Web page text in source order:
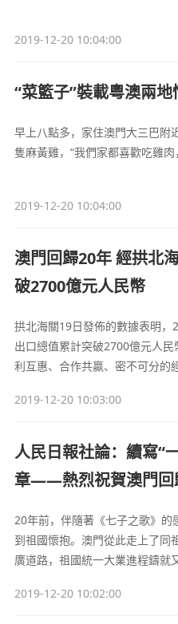
2019-12-20 10:04:00
“菜籃子”裝載粵澳兩地
早上八點多，家住澳門大三巴附
隻麻黃雞，“我們家都喜歡吃雞肉
2019-12-20 10:04:00
澳門回歸20年 經拱北
破2700億元人民幣
拱北海關19日發佈的數據表明
出口總值累計突破2700億元人
利互惠、合作共贏、密不可分的
2019-12-20 10:03:00
人民日報社論：續寫“
章——熱烈祝賀澳門回
20年前，伴隨著《七子之歌》
到祖國懷抱。澳門從此走上了同
廣道路，祖國統一大業進程鑄就
立在祖國的南海之濱。
2019-12-20 10:02:00